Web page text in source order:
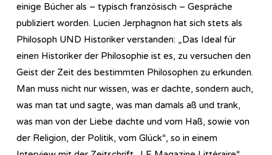
einige Bücher als – typisch französisch – Gespräche
publiziert worden. Lucien Jerphagnon hat sich stets als
Philosoph UND Historiker verstanden: „Das Ideal für
einen Historiker der Philosophie ist es, zu versuchen den
Geist der Zeit des bestimmten Philosophen zu erkunden.
Man muss nicht nur wissen, was er dachte, sondern auch,
was man tat und sagte, was man damals aß und trank,
was man von der Liebe dachte und vom Haß, sowie von
der Religion, der Politik, vom Glück“, so in einem